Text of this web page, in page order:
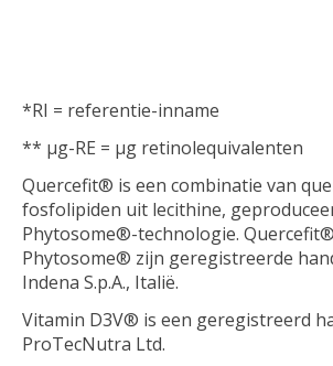
*RI = referentie-inname
** μg-RE = μg retinolequivalenten
Quercefit® is een combinatie van
fosfolipiden uit lecithine,
Phytosome®-technologie.
Phytosome® zijn geregistreerde
Indena S.p.A., Italië.
Vitamin D3V® is een geregistreerd
ProTecNutra Ltd.